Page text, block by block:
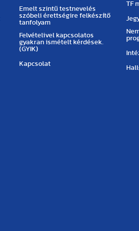
Emelt szintű testnevelés
szóbeli érettségire felkészítő
tanfolyam
Felvételivel kapcsolatos
gyakran ismételt kérdések.
(GYIK)
Kapcsolat
TF